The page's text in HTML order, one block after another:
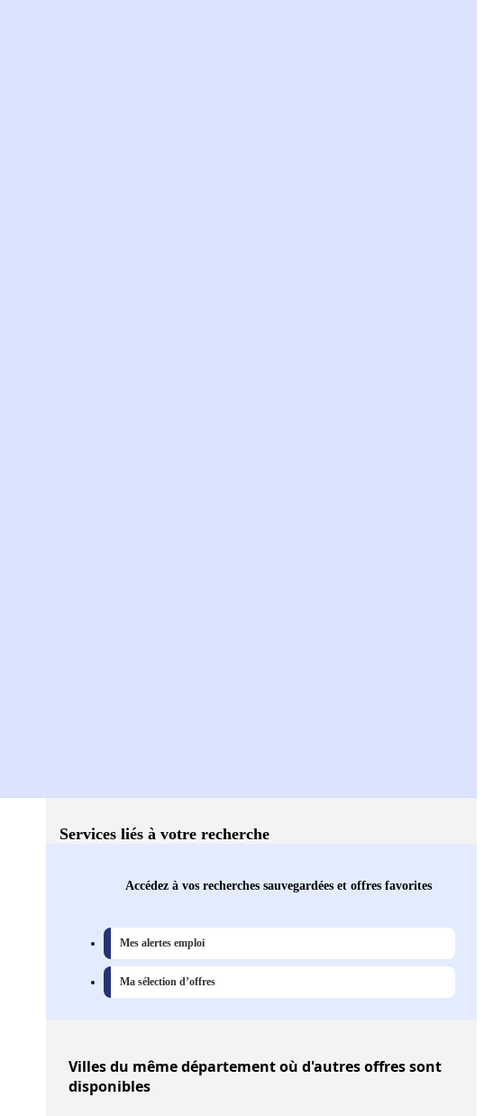
Services liés à votre recherche
Accédez à vos recherches sauvegardées et offres favorites
Mes alertes emploi
Ma sélection d’offres
Villesdu même département où d'autres offres sont
disponibles